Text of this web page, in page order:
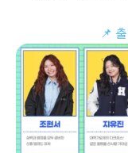
📌